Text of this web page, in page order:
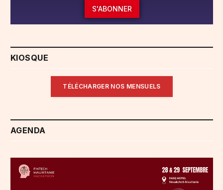
S'ABONNER
KIOSQUE
TÉLÉCHARGER NOS MENSUELS
AGENDA